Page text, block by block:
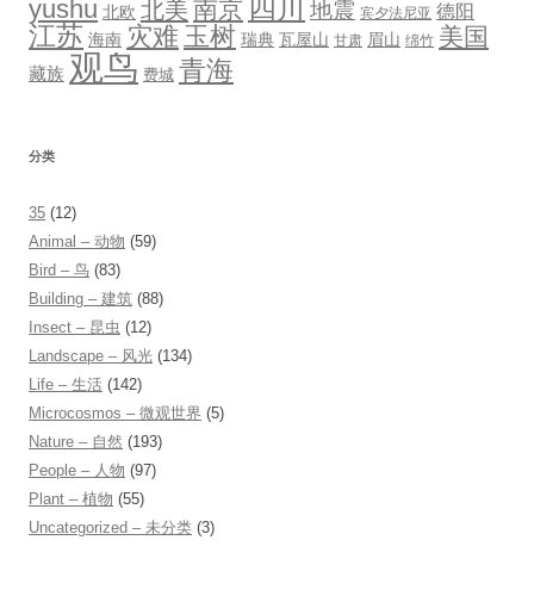
yushu 北欧 北美 南京 四川 地震 宾夕法尼亚 德阳
江苏 海南 灾难 玉树 瑞典 瓦屋山 甘肃 眉山 绵竹 美国
藏族 观鸟 费城 青海
分类
35 (12)
Animal – 动物 (59)
Bird – 鸟 (83)
Building – 建筑 (88)
Insect – 昆虫 (12)
Landscape – 风光 (134)
Life – 生活 (142)
Microcosmos – 微观世界 (5)
Nature – 自然 (193)
People – 人物 (97)
Plant – 植物 (55)
Uncategorized – 未分类 (3)